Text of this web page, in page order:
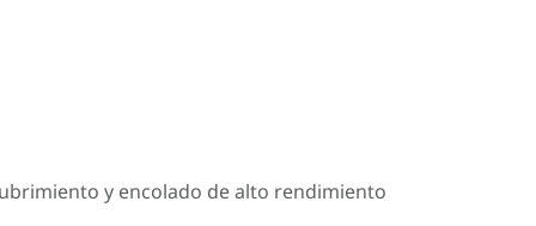
y encolado de alto rendimiento